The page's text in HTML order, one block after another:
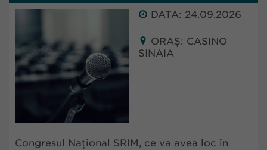
DATA: 24.09.2026
ORAȘ: CASINO
SINAIA
Congresul Național SRIM, ce va avea loc în